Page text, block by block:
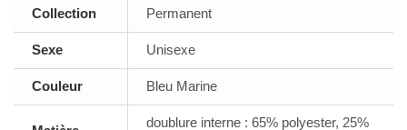
Collection Permanent
Sexe Unisexe
Couleur Bleu Marine
doublure interne : 65% polyester, 25%